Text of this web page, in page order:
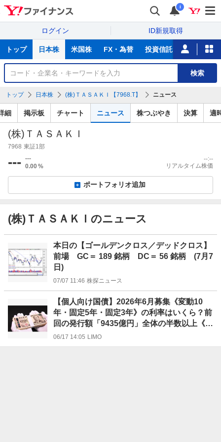
i
ログイン ID新規取得
サ
トップ 日本株 米国株 FX・為替 投資信託 ニュース
銘
検
索
検索
トップ 日本株 (株)ＴＡＳＡＫＩ【7968.T】 ニュース
細 掲示板 チャート ニュース 株つぶやき 決算 適
(株)ＴＡＳＡＫＩ
7968 東証1部
--- ---
0.00%
--:--
リアルタイム株価
ポートフォリオ追加
(株)ＴＡＳＡＫＩのニュース
本日の【ゴールデンクロス／デッドクロス】
前場 GC＝ 189 銘柄 DC＝ 56 銘柄 (7月7
日)
07/07 11:46 株探ニュース
【個人向け国債】2026年6月募集《変動10
年・固定5年・固定3年》の利率はいくら？前
回の発行額「9435億円」全体の半数以上《固
定5年》が占める！
06/17 14:05 LIMO